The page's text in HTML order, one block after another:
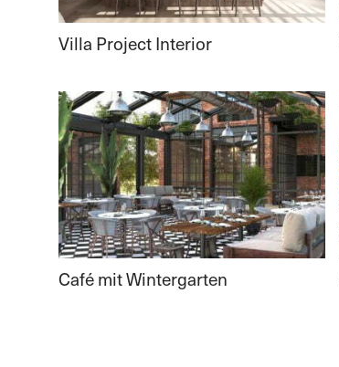
Villa Project Interior
Café mit Wintergarten